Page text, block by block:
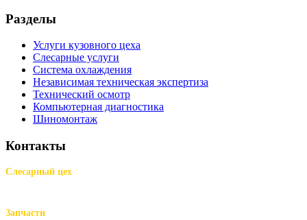
Разделы
Услуги кузовного цеха
Слесарные услуги
Система охлаждения
Независимая техническая экспертиза
Технический осмотр
Компьютерная диагностика
Шиномонтаж
Контакты
Слесарный цех
Запчасти